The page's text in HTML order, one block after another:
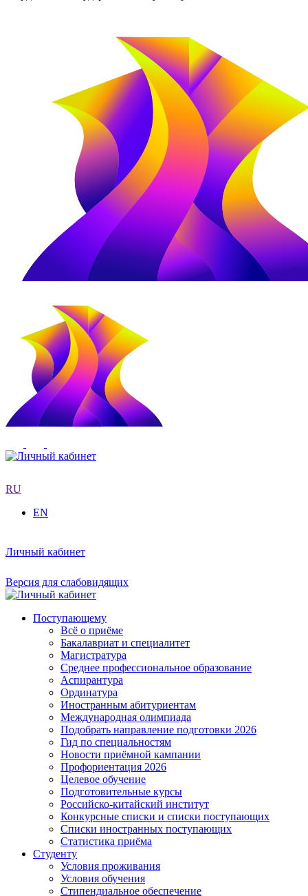
RU
EN
Личный кабинет
Версия для слабовидящих
Поступающему
Всё о приёме
Бакалавриат и специалитет
Магистратура
Среднее профессиональное образование
Аспирантура
Ординатура
Иностранным абитуриентам
Международная олимпиада
Подобрать направление подготовки 2026
Гид по специальностям
Новости приёмной кампании
Профориентация 2026
Целевое обучение
Подготовительные курсы
Российско-китайский институт
Конкурсные списки и списки поступающих
Списки иностранных поступающих
Статистика приёма
Студенту
Условия проживания
Условия обучения
Стипендиальное обеспечение